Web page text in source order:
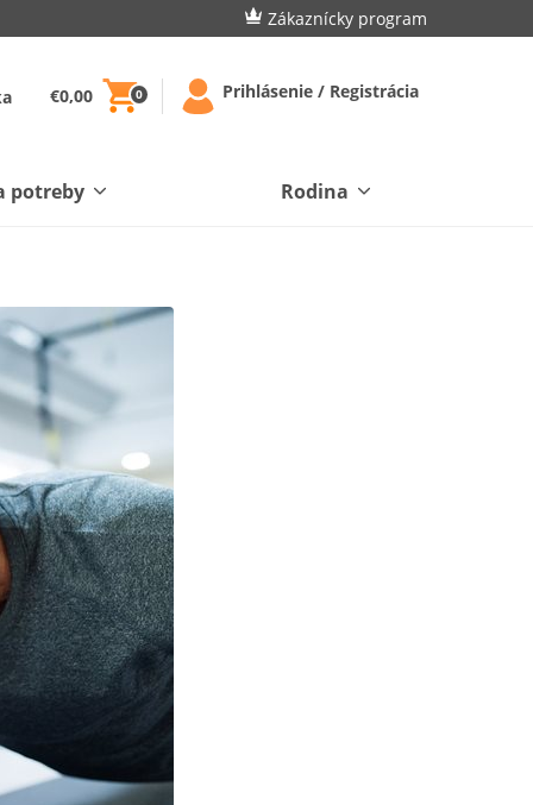
Zákaznícky program
€0,00 0 Prihlásenie / Registrácia
potreby Rodina